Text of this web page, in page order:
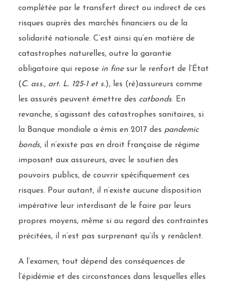
complétée par le transfert direct ou indirect de ces
risques auprès des marchés financiers ou de la
solidarité nationale. C’est ainsi qu’en matière de
catastrophes naturelles, outre la garantie
obligatoire qui repose in finesur le renfort de l’État
(C. ass., art. L. 125-1 et s.), les (ré)assureurs comme
les assurés peuvent émettre des catbonds. En
revanche, s’agissant des catastrophes sanitaires, si
la Banque mondiale a émis en 2017 des pandemic
bonds, il n’existe pas en droit française de régime
imposant aux assureurs, avec le soutien des
pouvoirs publics, de couvrir spécifiquement ces
risques. Pour autant, il n’existe aucune disposition
impérative leur interdisant de le faire par leurs
propres moyens, même si au regard des contraintes
précitées, il n’est pas surprenant qu’ils y renâclent.
A l’examen, tout dépend des conséquences de
l’épidémie et des circonstances dans lesquelles elles